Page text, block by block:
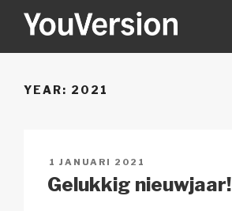
YOUVERSION
YEAR: 2021
GEPLAATST
OP
1 JANUARI 2021
Gelukkig nieuwjaar!